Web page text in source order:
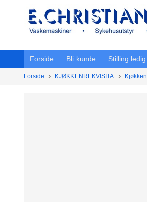
innholdet
Forside Bli kunde Stilling ledig
Forside KJØKKENREKVISITA Kjøkken